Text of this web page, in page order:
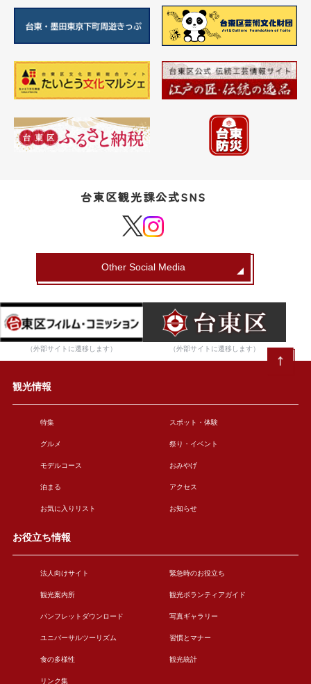
台東区観光課公式SNS
Other Social Media
（外部サイトに遷移します） （外部サイトに遷移します）
観光情報
特集 スポット・体験
グルメ 祭り・イベント
モデルコース おみやげ
泊まる アクセス
お気に入りリスト お知らせ
お役立ち情報
法人向けサイト 緊急時のお役立ち
観光案内所 観光ボランティアガイド
パンフレットダウンロード 写真ギャラリー
ユニバーサルツーリズム 習慣とマナー
食の多様性 観光統計
リンク集